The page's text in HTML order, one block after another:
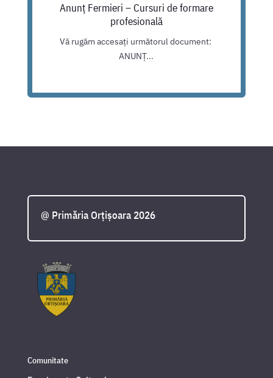
Anunț Fermieri – Cursuri de formare
profesională
Vă rugăm accesați următorul document:
ANUNȚ...
@ Primăria Orțișoara 2026
Comunitate